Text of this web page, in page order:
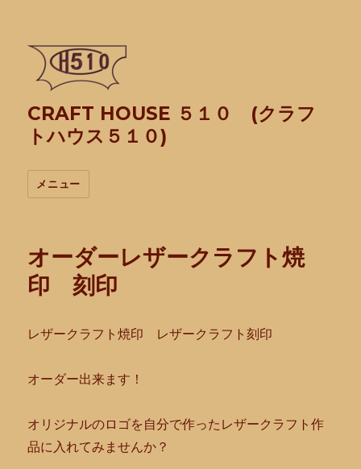
CRAFT HOUSE ５１０ (クラフ
トハウス５１０)
メニュー
オーダーレザークラフト焼
印 刻印
レザークラフト焼印 レザークラフト刻印
オーダー出来ます！
オリジナルのロゴを自分で作ったレザークラフト作
品に入れてみませんか？